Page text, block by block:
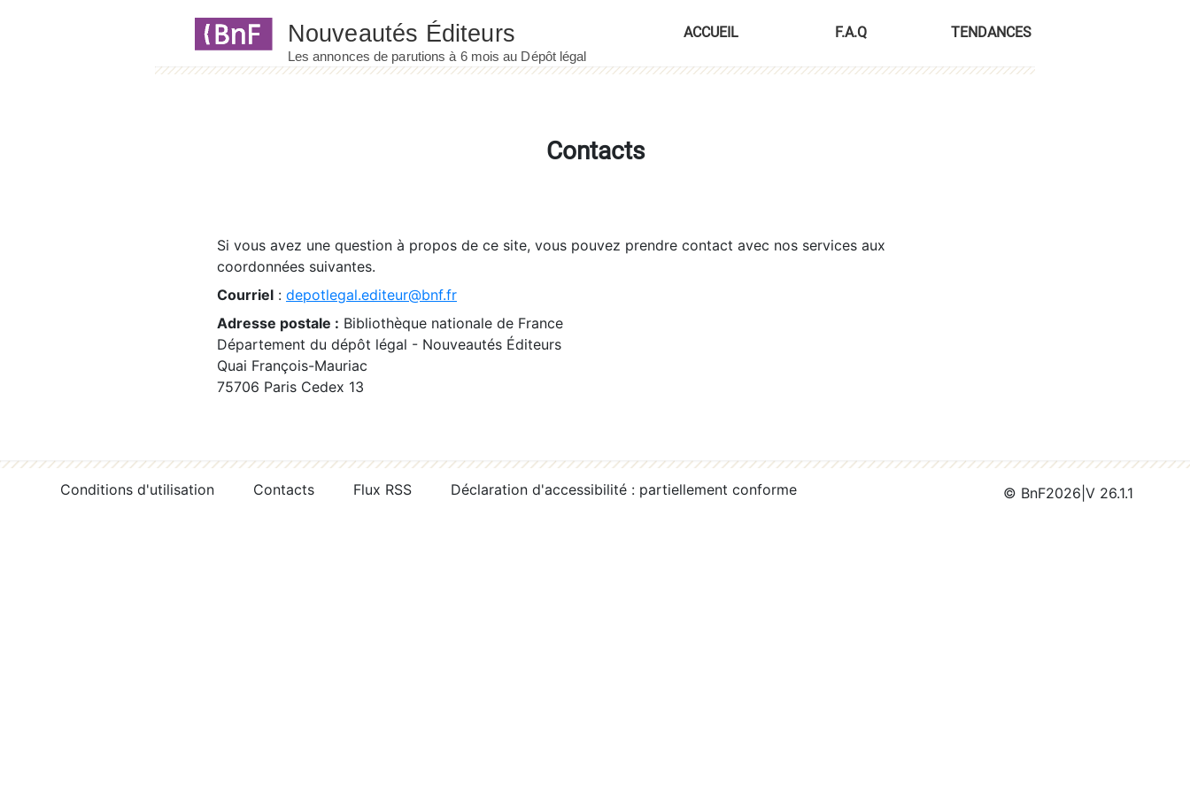
ACCUEIL F.A.Q TENDANCES
Contacts
Si vous avez une question à propos de ce site, vous pouvez prendre contact avec nos services aux
coordonnées suivantes.
Courriel : depotlegal.editeur@bnf.fr
Adresse postale : Bibliothèque nationale de France
Département du dépôt légal - Nouveautés Éditeurs
Quai François-Mauriac
75706 Paris Cedex 13
Conditions d'utilisation Contacts Flux RSS Déclaration d'accessibilité : partiellement conforme © BnF2026 V 26.1.1